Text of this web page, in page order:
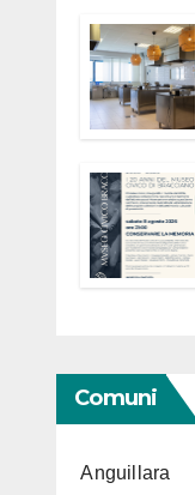
Comuni
Anguillara